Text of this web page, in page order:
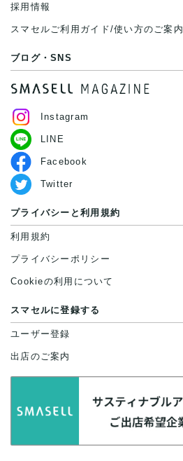
採用情報
スマセルご利用ガイド/使い方のご案内
ブログ・SNS
Instagram
LINE
Facebook
Twitter
プライバシーと利用規約
利用規約
プライバシーポリシー
Cookieの利用について
スマセルに登録する
ユーザー登録
出店のご案内